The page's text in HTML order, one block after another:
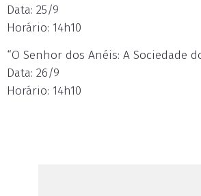
Data: 25/9
Horário: 14h10
“O Senhor dos Anéis: A Sociedade
Data: 26/9
Horário: 14h10